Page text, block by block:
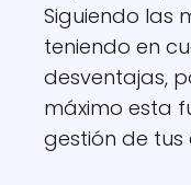
Siguiendo las
teniendo en
desventajas,
máximo esta
gestión de tus